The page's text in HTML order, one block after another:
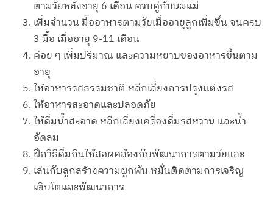
ตามวัยหลังอายุ 6 เดือน ควบคู่กับนมแม่
เพิ่มจำนวน มื้ออาหารตามวัยเมื่ออายุลูกเพิ่มขึ้น จนครบ
3 มื้อ เมื่ออายุ 9-11 เดือน
ค่อย ๆ เพิ่มปริมาณ และความหยาบของอาหารขึ้นตาม
อายุ
ให้อาหารรสธรรมชาติ หลีกเลี่ยงการปรุงแต่งรส
ให้อาหารสะอาดและปลอดภัย
ให้ดื่มน้ำสะอาด หลีกเลี่ยงเครื่องดื่มรสหวาน และน้ำ
อัดลม
ฝึกวิธีดื่มกินให้สอดคล้องกับพัฒนาการตามวัยและ
เล่นกับลูกสร้างความผูกพัน หมั่นติดตามการเจริญ
เติบโตและพัฒนาการ